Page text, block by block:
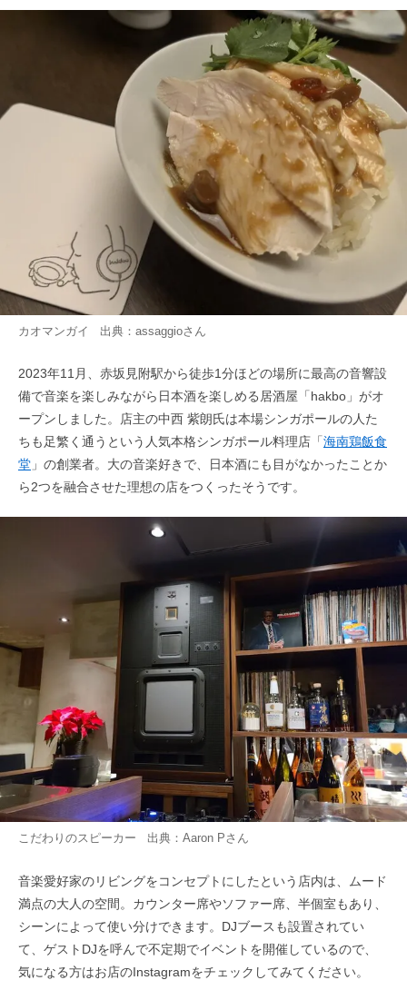
カオマンガイ 出典： assaggioさん
2023年11月、赤坂見附駅から徒歩1分ほどの場所に最高の音響設
備で音楽を楽しみながら日本酒を楽しめる居酒屋「hakbo」がオ
ープンしました。店主の中西 紫朗氏は本場シンガポールの人た
ちも足繁く通うという人気本格シンガポール料理店「海南鶏飯食
堂 」の創業者。大の音楽好きで、日本酒にも目がなかったことか
ら2つを融合させた理想の店をつくったそうです。
こだわりのスピーカー 出典： Aaron Pさん
音楽愛好家のリビングをコンセプトにしたという店内は、ムード
満点の大人の空間。カウンター席やソファー席、半個室もあり、
シーンによって使い分けできます。DJブースも設置されてい
て、ゲストDJを呼んで不定期でイベントを開催しているので、
気になる方はお店のInstagramをチェックしてみてください。